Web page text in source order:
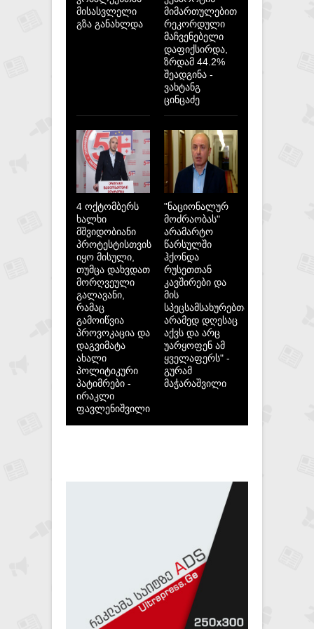
მისასვლელი
გზა განახლდა
მიმართულებით
რეკორდული
მაჩვენებელი
დაფიქსირდა,
ზრდამ 44.2%
შეადგინა -
ვახტანგ
ცინცაძე
4 ოქტომბერს
ხალხი
მშვიდობიანი
პროტესტისთვის
იყო მისული,
თუმცა დახვდათ
მორღვეული
გალავანი,
რამაც
გამოიწვია
პროვოკაცია და
დაგვიმატა
ახალი
პოლიტიკური
პატიმრები -
ირაკლი
ფავლენიშვილი
"ნაციონალურ
მოძრაობას"
არამარტო
წარსულში
ჰქონდა
რუსეთთან
კავშირები და
მის
სპეცსამსახურებთან,
არამედ დღესაც
აქვს და არც
უარყოფენ ამ
ყველაფერს" -
გურამ
მაჭარაშვილი